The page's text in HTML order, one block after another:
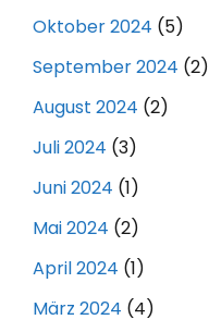
Oktober 2024 (5)
September 2024 (2)
August 2024 (2)
Juli 2024 (3)
Juni 2024 (1)
Mai 2024 (2)
April 2024 (1)
März 2024 (4)